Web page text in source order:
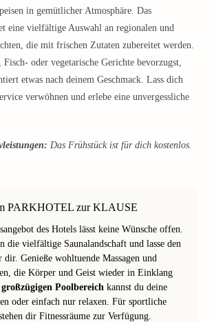
in gemütlicher Atmosphäre. Das
eine vielfältige Auswahl an regionalen und
die mit frischen Zutaten zubereitet werden.
oder vegetarische Gerichte bevorzugst,
etwas nach deinem Geschmack. Lass dich
verwöhnen und erlebe eine unvergessliche
Das Frühstück ist für dich kostenlos.
PARKHOTEL zur KLAUSE
des Hotels lässt keine Wünsche offen.
die vielfältige Saunalandschaft und lasse den
Genieße wohltuende Massagen und
die Körper und Geist wieder in Einklang
großzügigen Poolbereich kannst du deine
oder einfach nur relaxen. Für sportliche
dir Fitnessräume zur Verfügung.